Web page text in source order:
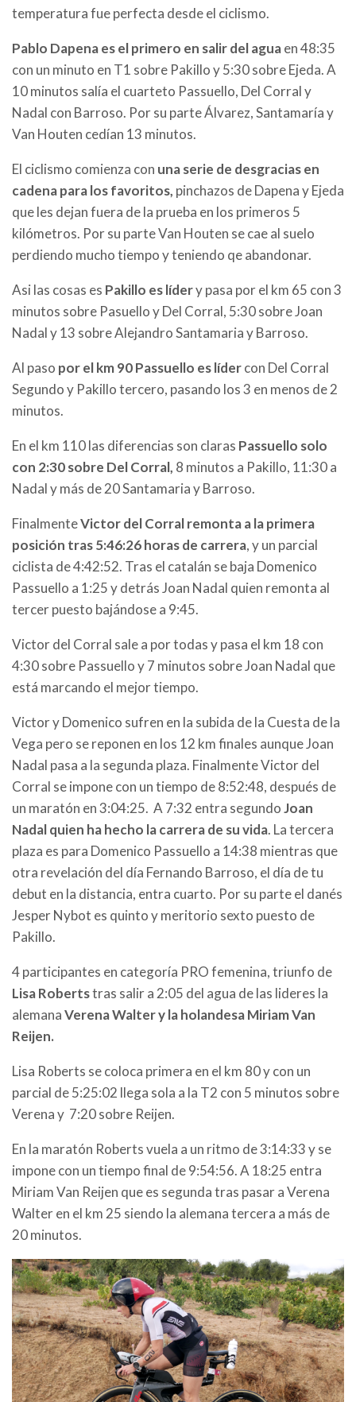
temperatura fue perfecta desde el ciclismo.
Pablo Dapena es el primero en salir del aguaen 48:35
con un minuto en T1 sobre Pakillo y 5:30 sobre Ejeda. A
10 minutos salía el cuarteto Passuello, Del Corral y
Nadal con Barroso. Por su parte Álvarez, Santamaría y
Van Houten cedían 13 minutos.
El ciclismo comienza con una serie de desgracias en
cadena para los favoritos, pinchazos de Dapena y Ejeda
que les dejan fuera de la prueba en los primeros 5
kilómetros. Por su parte Van Houten se cae al suelo
perdiendo mucho tiempo y teniendo qe abandonar.
Asi las cosas es Pakillo es lídery pasa por el km 65 con 3
minutos sobre Pasuello y Del Corral, 5:30 sobre Joan
Nadal y 13 sobre Alejandro Santamaria y Barroso.
Al paso por el km 90 Passuello es lídercon Del Corral
Segundo y Pakillo tercero, pasando los 3 en menos de 2
minutos.
En el km 110 las diferencias son claras Passuello solo
con 2:30 sobre Del Corral, 8 minutos a Pakillo, 11:30 a
Nadal y más de 20 Santamaria y Barroso.
FinalmenteVictor del Corral remonta a la primera
posición tras 5:46:26 horas de carrera, y un parcial
ciclista de 4:42:52. Tras el catalán se baja Domenico
Passuello a 1:25 y detrás Joan Nadal quien remonta al
tercer puesto bajándose a 9:45.
Victor del Corral sale a por todas y pasa el km 18 con
4:30 sobre Passuello y 7 minutos sobre Joan Nadal que
está marcando el mejor tiempo.
Victor y Domenico sufren en la subida de la Cuesta de la
Vega pero se reponen en los 12 km finales aunque Joan
Nadal pasa a la segunda plaza. Finalmente Victor del
Corral se impone con un tiempo de 8:52:48, después de
un maratón en 3:04:25. A 7:32 entra segundoJoan
Nadal quien ha hecho la carrera de su vida. La tercera
plaza es para Domenico Passuello a 14:38 mientras que
otra revelación del día Fernando Barroso, el día de tu
debut en la distancia, entra cuarto. Por su parte el danés
Jesper Nybot es quinto y meritorio sexto puesto de
Pakillo.
4 participantes en categoría PRO femenina, triunfo de
Lisa Robertstras salir a 2:05 del agua de las lideres la
alemanaVerena Walter y la holandesa Miriam Van
Reijen.
Lisa Roberts se coloca primera en el km 80 y con un
parcial de 5:25:02 llega sola a la T2 con 5 minutos sobre
Verena y 7:20 sobre Reijen.
En la maratón Roberts vuela a un ritmo de 3:14:33 y se
impone con un tiempo final de 9:54:56. A 18:25 entra
Miriam Van Reijen que es segunda tras pasar a Verena
Walter en el km 25 siendo la alemana tercera a más de
20 minutos.